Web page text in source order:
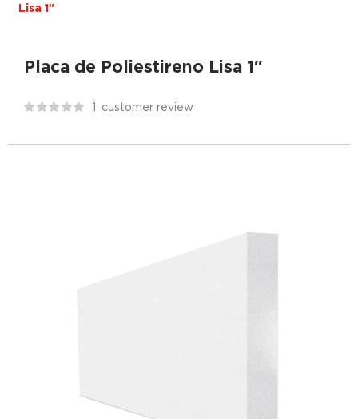
Lisa 1″
Placa de Poliestireno Lisa 1″
1 customer review